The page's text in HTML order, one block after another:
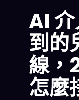
AI
到的
線，
怎麼